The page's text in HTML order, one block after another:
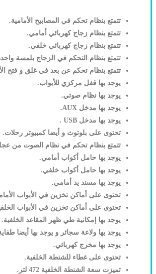
تتمتع بنظام تحكم في المصابيح الأمامية.
تتمتع بنظام زجاج كهربائي أمامي.
تتمتع بنظام زجاج كهربائي خلفي.
تتمتع بنظام التحكم في الزجاج بلمسة
تتمتع بنظام تحكم عن بعد في غلق و فتح
يوجد بها قفل مركزي للأبواب.
يوجد بها نظام صوتي.
يوجد بها مدخل AUX.
يوجد بها مدخل USB .
تحتوى على بلوتوث و أيضا كمبيوتر رحلات.
تتمتع بنظام تحكم في نظام الصوت من
يوجد بها حامل أكواب أمامي.
يوجد بها حامل أكواب خلفي.
يوجد بها مسند يد أمامي.
تحتوى على أماكن تخزين في الأبواب
تحتوى على أماكن تخزين في الأبواب
يوجد بها إمكانية طي ظهر المقاعد الخلفية.
يوجد بها ولاعة سجائر و يوجد بها أيضا
يوجد بها مخرج كهربائي.
تحتوى على غطاء للشنطة الخلفية.
تميزت سعة الشنطة الخلفية 472 لتر.